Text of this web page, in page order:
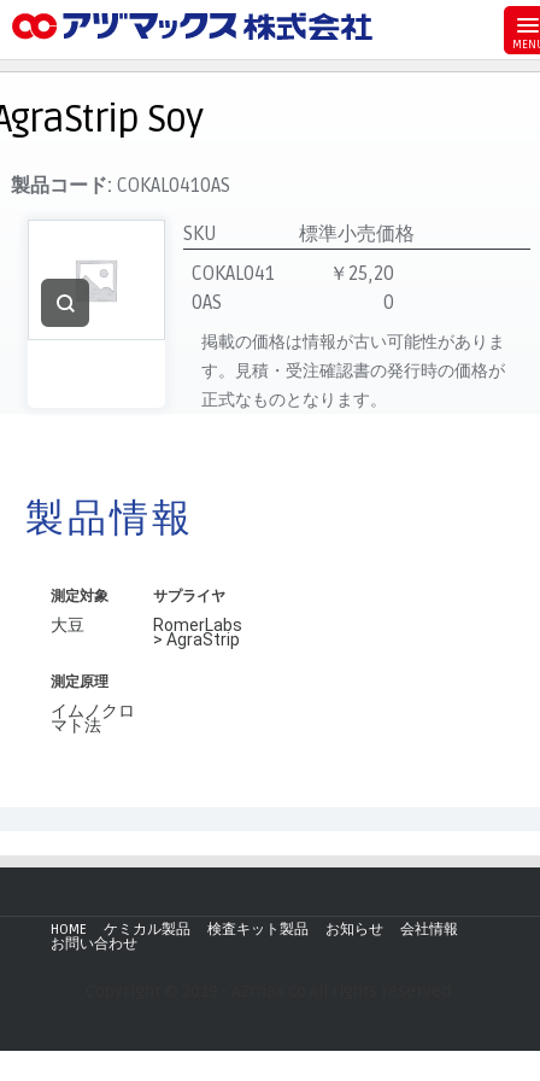
お気に入り
お買い物カゴ
ご注文
マイページ
主要取扱ブランド
Soy
製品コード: COKAL0410AS
SKU
標準小売価格
COKAL041
0AS
￥25,20
0
掲載の価格は情報が古い可能性がありま
す。見積・受注確認書の発行時の価格が
正式なものとなります。
製品情報
測定対象
大豆
サプライヤ
RomerLabs
> AgraStrip
測定原理
イムノクロ
マト法
HOME ケミカル製品 検査キット製品 お知らせ
会社情報
お問い合わせ